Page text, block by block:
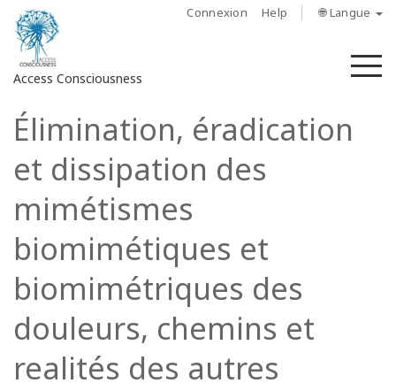
Connexion Help 🌐 Langue
Access Consciousness
Connectez-
sur
compte
À
Access
Bars
Les
Élimination, éradication
et dissipation des
mimétismes
biomimétiques et
biomimétriques des
douleurs, chemins et
realités des autres